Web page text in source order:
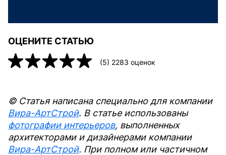
ОЦЕНИТЕ СТАТЬЮ
(5) 2283 оценок
© Статья написана специально для компании
Вира-АртСтрой. В статье использованы
фотографии интерьеров, выполненных
архитекторами и дизайнерами компании
Вира-АртСтрой. При полном или частичном